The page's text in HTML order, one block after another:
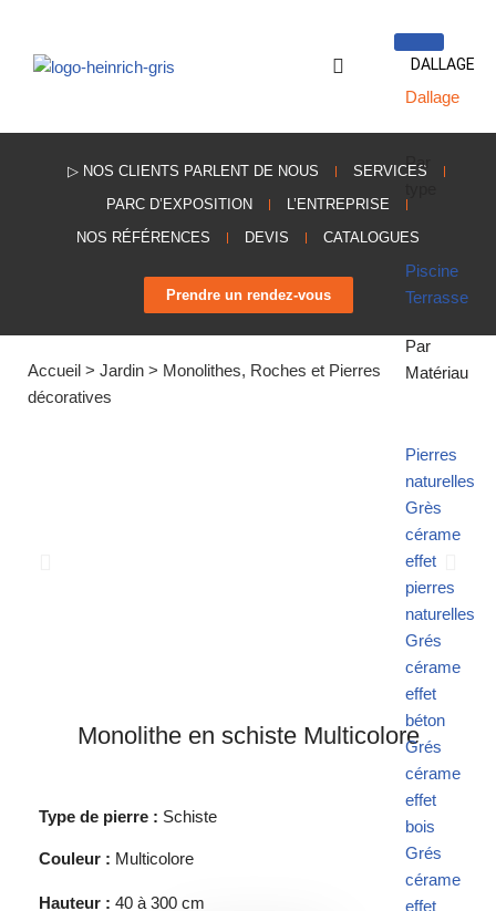
Aller
DALLAGE
Dallage
Par
Piscine
Terrasse
Par
Matériau
Pierres
naturelles
Grès
cérame
effet
pierres
naturelles
Grés
cérame
effet
béton
Grés
cérame
effet
bois
Grés
cérame
effet
▷ NOS CLIENTS PARLENT DE NOUS
SERVICES
PARC D’EXPOSITION
L’ENTREPRISE
NOS RÉFÉRENCES
DEVIS CATALOGUES
Prendre un rendez-vous
Accueil > Jardin > Monolithes, Roches et Pierres
décoratives
Monolithe en schiste Multicolore
Type de pierre : Schiste
Couleur : Multicolore
Hauteur : 40 à 300 cm